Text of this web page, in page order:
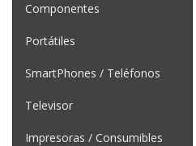
Componentes
Portátiles
SmartPhones / Teléfonos
Televisor
Impresoras / Consumibles